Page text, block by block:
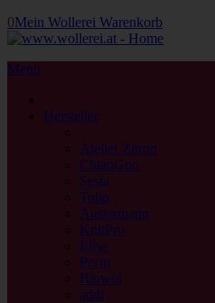
0Mein Wollerei Warenkorb
Menü
Hersteller
Atelier Zitron
ChiaoGoo
Sesia
Tulip
Austermann
KnitPro
Elisa
Prym
Biowol
addi